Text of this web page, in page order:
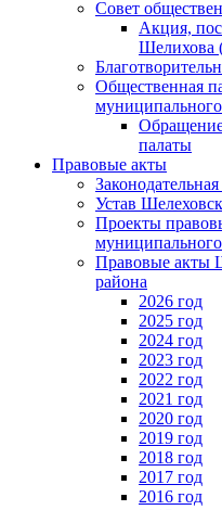
Совет
Акция,
Шелихова
Общественная
палаты
Правовые акты
Законодательная
Устав
Проекты
Правовые акты
района
2026 год
2025 год
2024 год
2023 год
2022 год
2021 год
2020 год
2019 год
2018 год
2017 год
2016 год